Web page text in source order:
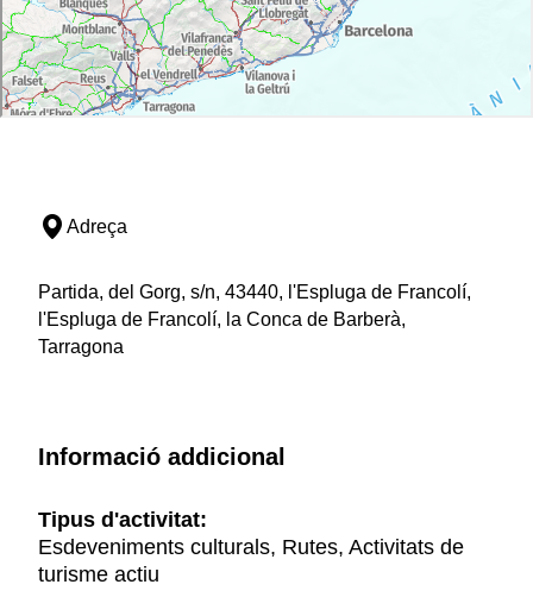
Adreça
Partida, del Gorg, s/n, 43440, l'Espluga de Francolí,
l'Espluga de Francolí, la Conca de Barberà,
Tarragona
Informació addicional
Tipus d'activitat:
Esdeveniments culturals, Rutes, Activitats de
turisme actiu